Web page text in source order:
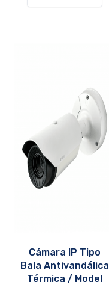
Cámara IP Tipo
Bala Antivandálica
Térmica / Model